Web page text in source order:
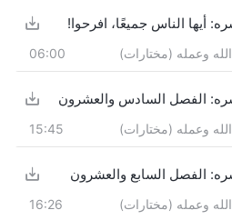
أيها الناس جميعًا، افرحوا!
06:00
الفصل السادس والعشرون
15:45
الفصل السابع والعشرون
16:26